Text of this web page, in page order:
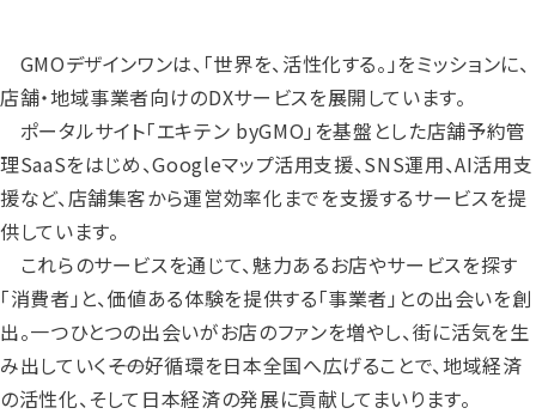
GMOデザインワンは、「世界を、活性化する。」をミッションに、
店舗・地域事業者向けのDXサービスを展開しています。
ポータルサイト「エキテン byGMO」を基盤とした店舗予約管
理SaaSをはじめ、Googleマップ活用支援、SNS運用、AI活用支
援など、店舗集客から運営効率化までを支援するサービスを提
供しています。
これらのサービスを通じて、魅力あるお店やサービスを探す
「消費者」と、価値ある体験を提供する「事業者」との出会いを創
出。一つひとつの出会いがお店のファンを増やし、街に活気を生
み出していく――その好循環を日本全国へ広げることで、地域経済
の活性化、そして日本経済の発展に貢献してまいります。